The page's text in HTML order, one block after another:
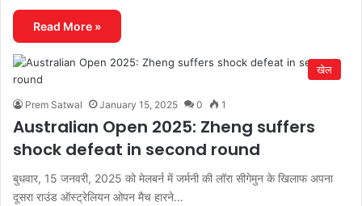
Read More »
खेल
Prem Satwal January 15, 2025 0 1
Australian Open 2025: Zheng suffers
shock defeat in second round
बुधवार, 15 जनवरी, 2025 को मेलबर्न में जर्मनी की लॉरा सीगेमुन के खिलाफ अपना
दूसरा राउंड ऑस्ट्रेलियन ओपन मैच हारने…